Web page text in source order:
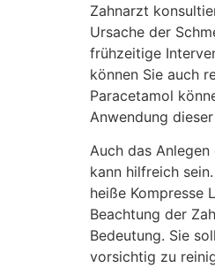
Zahnarzt
Ursache der
frühzeitige
können Sie auch
Paracetamol
Anwendung
Auch das
kann hilfreich
heiße Kompresse
Beachtung der
Bedeutung. Sie
vorsichtig zu